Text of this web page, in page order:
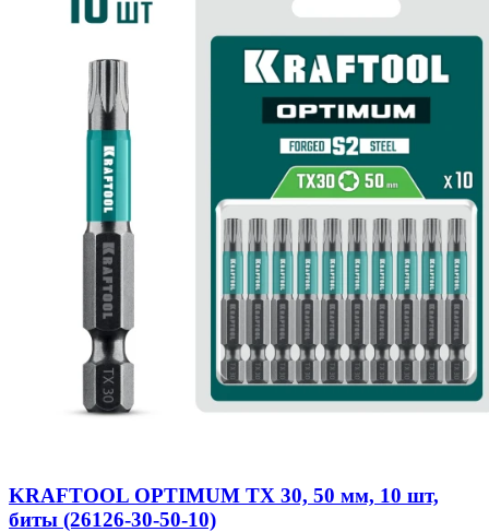
KRAFTOOL OPTIMUM TX 30, 50 мм, 10 шт,
биты (26126-30-50-10)